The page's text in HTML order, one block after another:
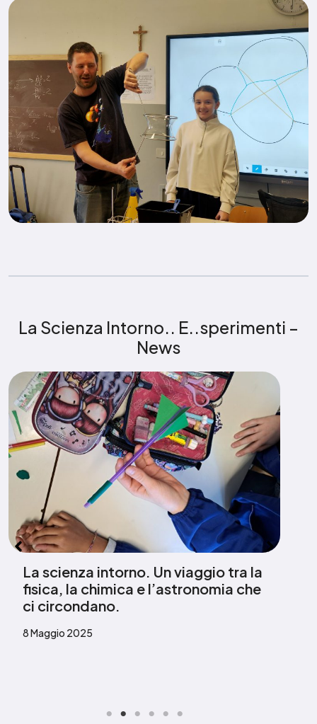
La Scienza Intorno.. E..sperimenti –
News
La scienza intorno. Un viaggio tra la
fisica, la chimica e l’astronomia che
ci circondano.
8 Maggio 2025